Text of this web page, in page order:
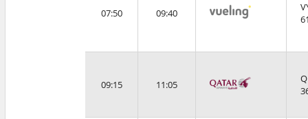
07:50 09:40
09:15 11:05